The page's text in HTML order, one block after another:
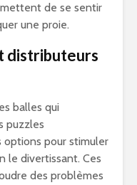
de se sentir
une proie.
distributeurs
balles qui
puzzles
options pour stimuler
le divertissant. Ces
des problèmes